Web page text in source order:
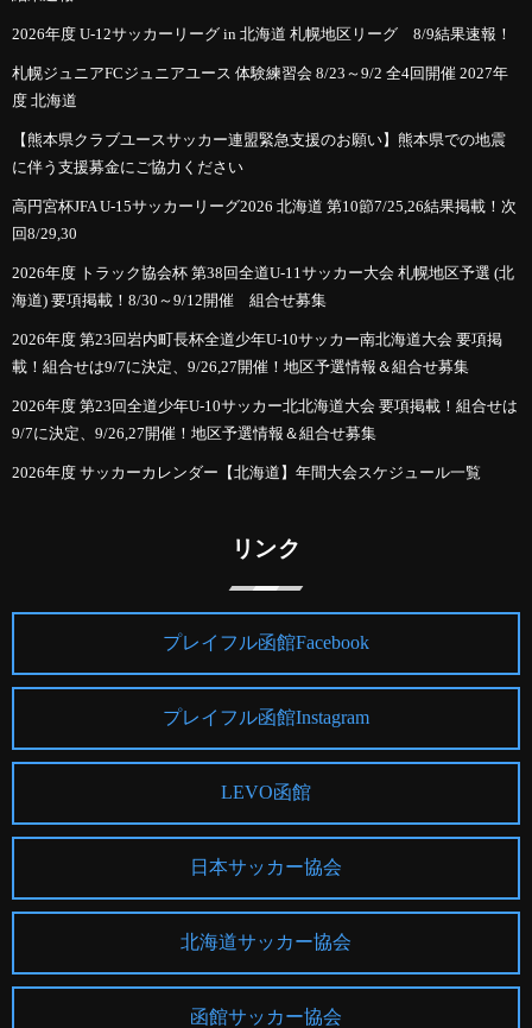
2026年度 U-12サッカーリーグ in 北海道 札幌地区リーグ 8/9結果速報！
札幌ジュニアFCジュニアユース 体験練習会 8/23～9/2 全4回開催 2027年
度 北海道
【熊本県クラブユースサッカー連盟緊急支援のお願い】熊本県での地震
に伴う支援募金にご協力ください
高円宮杯JFA U-15サッカーリーグ2026 北海道 第10節7/25,26結果掲載！次
回8/29,30
2026年度 トラック協会杯 第38回全道U-11サッカー大会 札幌地区予選 (北
海道) 要項掲載！8/30～9/12開催 組合せ募集
2026年度 第23回岩内町長杯全道少年U-10サッカー南北海道大会 要項掲
載！組合せは9/7に決定、9/26,27開催！地区予選情報＆組合せ募集
2026年度 第23回全道少年U-10サッカー北北海道大会 要項掲載！組合せは
9/7に決定、9/26,27開催！地区予選情報＆組合せ募集
2026年度 サッカーカレンダー【北海道】年間大会スケジュール一覧
リンク
プレイフル函館Facebook
プレイフル函館Instagram
LEVO函館
日本サッカー協会
北海道サッカー協会
函館サッカー協会